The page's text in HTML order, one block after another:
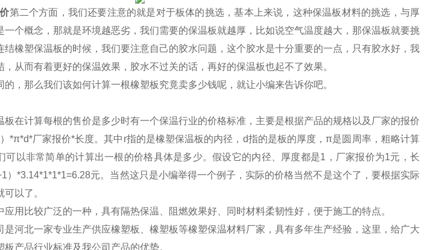
第二个方面，我们还要注意的就是对于板体的挑选，基本上来说，这种保温板材料的挑选，与厚
一个概念，那就是环境越恶劣，我们需要的保温板就越厚，比如说空气温度越大，那保温板就要挑
橡塑保温板的时候，我们要注意自己的胶水问题，这个胶水是十分重要的一点，只有胶水好，我
从而有着更好的保温效果，胶水不过关的话，再好的保温板也起不了效果。
，那么我们该如何计算一根橡塑板究竟卖多少钱呢，就让小编来告诉你吧。
在计算每根的售价是多少时有一个保温行业的价格标准，主要是根据产品的规格以及厂家的报价
*π*d*厂家报价*长度。其中r指的是橡塑保温板的内径，d指的是板的厚度，π是圆周率，粗略计算
可以非常简单的计算出一根的价格具体是多少。假设它的内径、厚度都是1，厂家报价为1元，长
）*3.14*1*1*1=6.28元。当然这只是小编举得一个例子，实际的价格当然不是这个了，要根据实际
以了。
用比较广泛的一种，具有隔热保温、阻燃效果好、同时材料柔韧性好，便于施工的特点。
是河北一家专业生产供应橡塑板、橡塑板等橡塑保温材料厂家，具有多年生产经验，这里，给广大
产品行业标准及我公司产品的优势。